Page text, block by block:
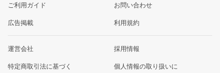
ご利用ガイド お問い合わせ
広告掲載 利用規約
運営会社 採用情報
特定商取引法に基づく
個人情報の取り扱いに